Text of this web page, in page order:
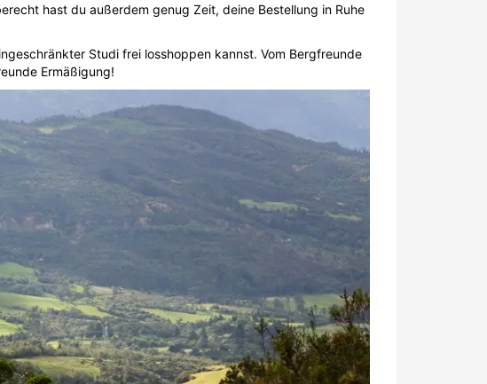
hast du außerdem genug Zeit, deine Bestellung in Ruhe
Studi frei losshoppen kannst. Vom Bergfreunde
Ermäßigung!